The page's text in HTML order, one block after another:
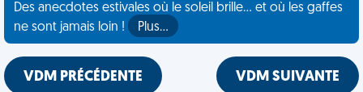
Des anecdotes estivales où le soleil brille... et où les gaffes
ne sont jamais loin !
Plus…
VDM PRÉCÉDENTE VDM SUIVANTE